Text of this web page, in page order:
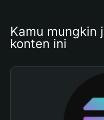
Kamu mungkin
konten ini